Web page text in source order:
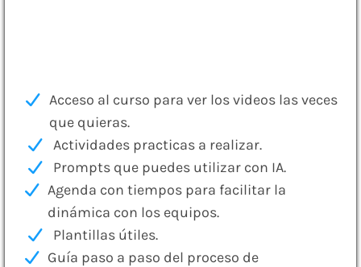
Acceso al curso para ver los videos las veces
que quieras.
Actividades practicas a realizar.
Prompts que puedes utilizar con IA.
Agenda con tiempos para facilitar la
dinámica con los equipos.
Plantillas útiles.
Guía paso a paso del proceso de